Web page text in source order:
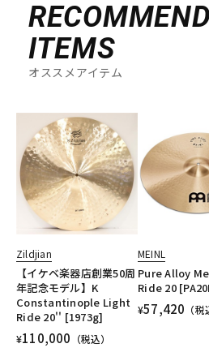
ITEMS
オススメアイテム
Zildjian
【イケベ楽器店創業50周
年記念モデル】K
Constantinople Light
Ride 20'' [1973g]
¥110,000 （税込）
MEINL
Pure Alloy
Ride 20
¥57,420 （税